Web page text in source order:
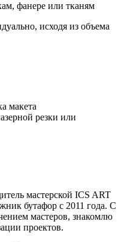
фанере или тканям
исходя из объема
макета
резки или
мастерской ICS ART
бутафор с 2011 года. С
мастеров, знакомлю
проектов.